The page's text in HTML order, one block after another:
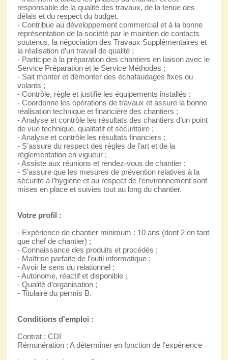
responsable de la qualité des travaux, de la tenue des
délais et du respect du budget.
- Contribue au développement commercial et à la bonne
représentation de la société par le maintien de contacts
soutenus, la négociation des Travaux Supplémentaires et
la réalisation d’un travail de qualité ;
- Participe à la préparation des chantiers en liaison avec le
Service Préparation et le Service Méthodes ;
- Sait monter et démonter des échafaudages fixes ou
volants ;
- Contrôle, règle et justifie les équipements installés ;
- Coordonne les opérations de travaux et assure la bonne
réalisation technique et financière des chantiers ;
- Analyse et contrôle les résultats des chantiers d’un point
de vue technique, qualitatif et sécuritaire ;
- Analyse et contrôle les résultats financiers ;
- S’assure du respect des règles de l’art et de la
règlementation en vigueur ;
- Assiste aux réunions et rendez-vous de chantier ;
- S’assure que les mesures de prévention relatives à la
sécurité à l’hygiène et au respect de l’environnement sont
mises en place et suivies tout au long du chantier.
Votre profil :
- Expérience de chantier minimum : 10 ans (dont 2 en tant
que chef de chantier) ;
- Connaissance des produits et procédés ;
- Maîtrise parfaite de l’outil informatique ;
- Avoir le sens du relationnel ;
- Autonome, réactif et disponible ;
- Qualité d’organisation ;
- Titulaire du permis B.
Conditions d'emploi :
Contrat : CDI
Rémunération : A déterminer en fonction de l’expérience